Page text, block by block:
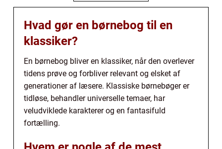
Hvad gør en børnebog til en
klassiker?
En børnebog bliver en klassiker, når den overlever
tidens prøve og forbliver relevant og elsket af
generationer af læsere. Klassiske børnebøger er
tidløse, behandler universelle temaer, har
veludviklede karakterer og en fantasifuld
fortælling.